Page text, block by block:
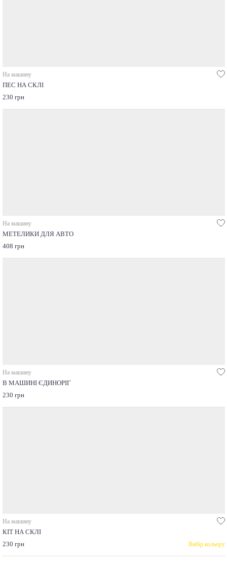
На машину
ПЕС НА СКЛІ
230 грн
На машину
МЕТЕЛИКИ ДЛЯ АВТО
408 грн
На машину
В МАШИНІ ЄДИНОРІГ
230 грн
На машину
КІТ НА СКЛІ
230 грн
Вибір кольору